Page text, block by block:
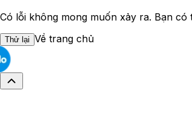
Có lỗi không mong muốn xảy ra. Bạn
Thử lại Về trang chủ